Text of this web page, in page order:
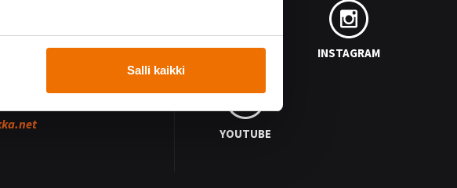
Salli kaikki
FACEBOOK INSTAGRAM
YOUTUBE